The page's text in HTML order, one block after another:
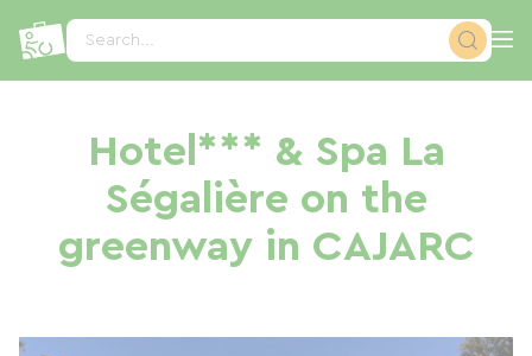
Search...
Hotel*** & Spa La
Ségalière on the
greenway in CAJARC
Cookies management panel